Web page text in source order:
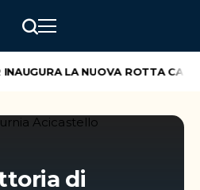
LA NUOVA ROTTA
di